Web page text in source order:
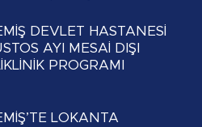
DEVLET HASTANESİ
AYI MESAİ DIŞI
PROGRAMI
LOKANTA